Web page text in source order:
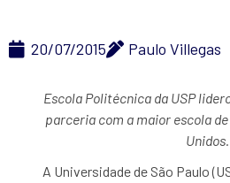
20/07/2015 Paulo Villegas
Escola Politécnica da USP
parceria com a maior escola
Unidos.
A Universidade de São Paulo